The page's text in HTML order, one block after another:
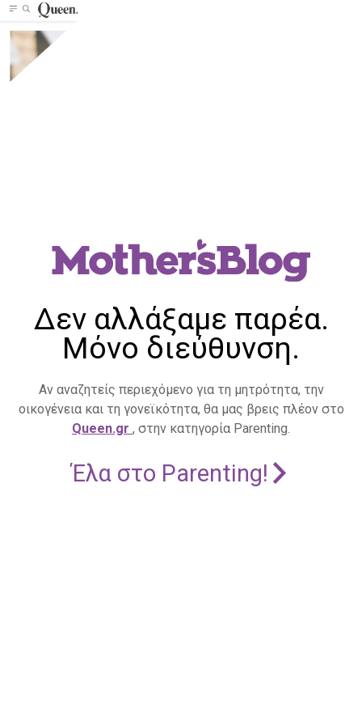
Δεν αλλάξαμε παρέα.
Μόνο διεύθυνση.
Αν αναζητείς περιεχόμενο για τη μητρότητα, την
οικογένεια και τη γονεϊκότητα, θα μας βρεις πλέον στο
Queen.gr , στην κατηγορία Parenting.
Έλα στο Parenting!